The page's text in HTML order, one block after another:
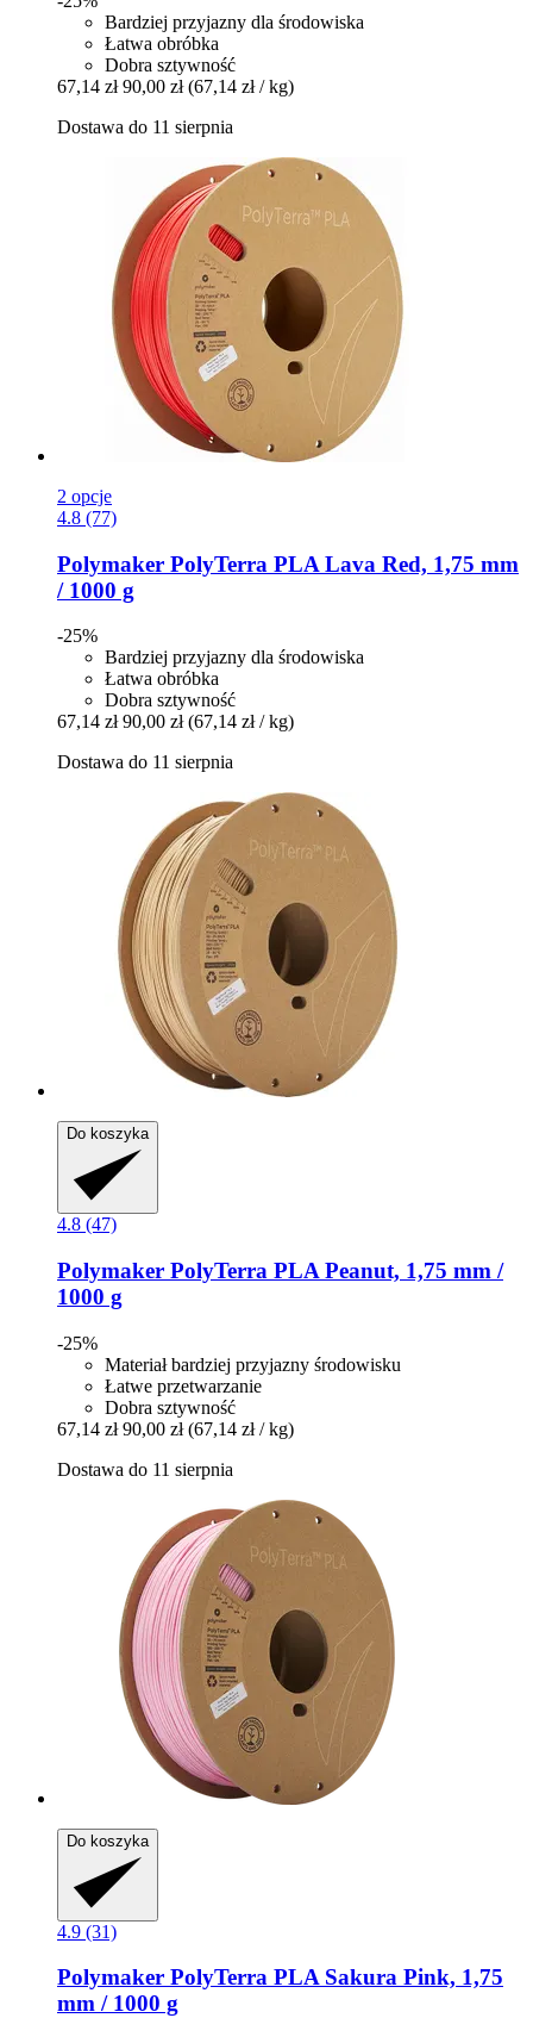
Bardziej przyjazny dla środowiska
Łatwa obróbka
Dobra sztywność
67,14 zł 90,00 zł (67,14 zł / kg)
Dostawa do 11 sierpnia
2 opcje
4.8 (77)
Polymaker PolyTerra PLA Lava Red, 1,75 mm
/ 1000 g
-25%
Bardziej przyjazny dla środowiska
Łatwa obróbka
Dobra sztywność
67,14 zł 90,00 zł (67,14 zł / kg)
Dostawa do 11 sierpnia
Do koszyka
4.8 (47)
Polymaker PolyTerra PLA Peanut, 1,75 mm /
1000 g
-25%
Materiał bardziej przyjazny środowisku
Łatwe przetwarzanie
Dobra sztywność
67,14 zł 90,00 zł (67,14 zł / kg)
Dostawa do 11 sierpnia
Do koszyka
4.9 (31)
Polymaker PolyTerra PLA Sakura Pink, 1,75
mm / 1000 g